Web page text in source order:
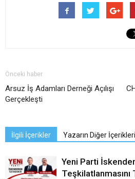
Önceki haber
Arsuz İş Adamları Derneği Açılışı
Gerçekleşti
İlgili İçerikler Yazarın Diğer İçerikleri
Yeni Parti
Teşkilatlanmasını